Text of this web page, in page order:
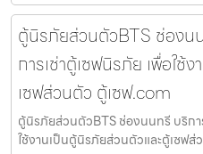
ตู้นิรภัยส่วนตัวBTS ช่องน
การเช่าตู้เซฟนิรภัย เพื่อใ
เซฟส่วนตัว ตู้เซฟ.com
ตู้นิรภัยส่วนตัวBTS ช่องนนทรี บริกา
ใช้งานเป็นตู้นิรภัยส่วนตัวและตู้เซฟส่